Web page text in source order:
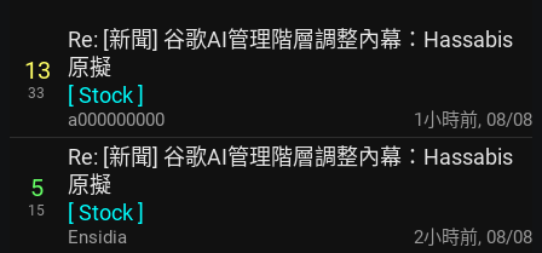
13
33
Re: [新聞] 谷歌AI管理階層調整內幕：Hassabis
原擬
[Stock]
a000000000 1小時前, 08/08
5
15
Re: [新聞] 谷歌AI管理階層調整內幕：Hassabis
原擬
[Stock]
Ensidia 2小時前, 08/08